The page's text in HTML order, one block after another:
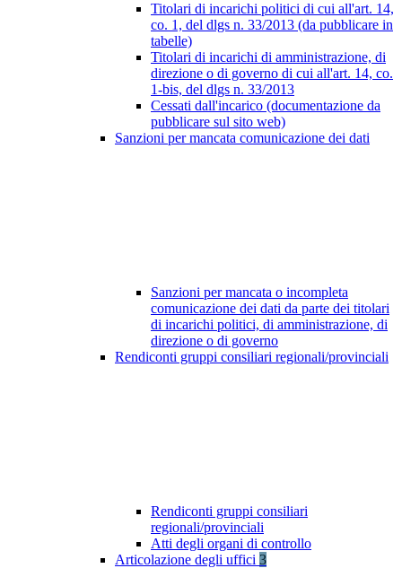
Titolari di incarichi politici di cui all'art. 14,
co. 1, del dlgs n. 33/2013 (da pubblicare in
tabelle)
Titolari di incarichi di amministrazione, di
direzione o di governo di cui all'art. 14, co.
1-bis, del dlgs n. 33/2013
Cessati dall'incarico (documentazione da
pubblicare sul sito web)
Sanzioni per mancata comunicazione dei dati
Sanzioni per mancata o incompleta
comunicazione dei dati da parte dei titolari
di incarichi politici, di amministrazione, di
direzione o di governo
Rendiconti gruppi consiliari regionali/provinciali
Rendiconti gruppi consiliari
regionali/provinciali
Atti degli organi di controllo
Articolazione degli uffici 3